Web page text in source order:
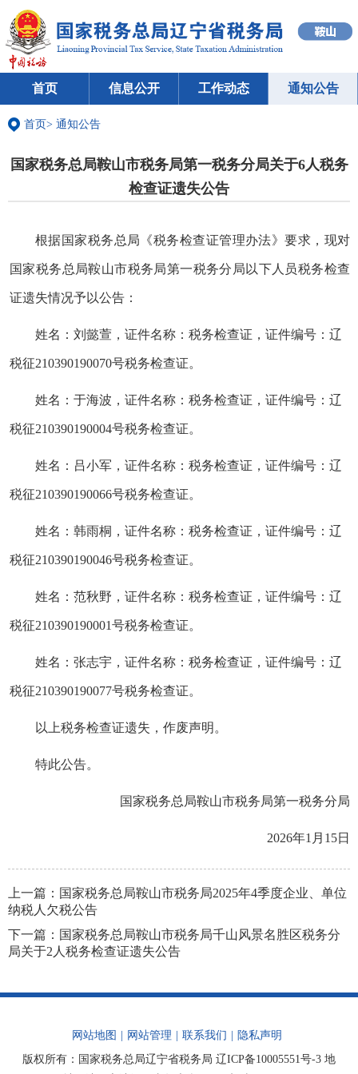
首页 信息公开 工作动态 通知公告
首页> 通知公告
国家税务总局鞍山市税务局第一税务分局关于6人税务
检查证遗失公告
根据国家税务总局《税务检查证管理办法》要求，现对
国家税务总局鞍山市税务局第一税务分局以下人员税务检查
证遗失情况予以公告：
姓名：刘懿萱，证件名称：税务检查证，证件编号：辽
税征210390190070号税务检查证。
姓名：于海波，证件名称：税务检查证，证件编号：辽
税征210390190004号税务检查证。
姓名：吕小军，证件名称：税务检查证，证件编号：辽
税征210390190066号税务检查证。
姓名：韩雨桐，证件名称：税务检查证，证件编号：辽
税征210390190046号税务检查证。
姓名：范秋野，证件名称：税务检查证，证件编号：辽
税征210390190001号税务检查证。
姓名：张志宇，证件名称：税务检查证，证件编号：辽
税征210390190077号税务检查证。
以上税务检查证遗失，作废声明。
特此公告。
国家税务总局鞍山市税务局第一税务分局
2026年1月15日
上一篇： 国家税务总局鞍山市税务局2025年4季度企业、单位
纳税人欠税公告
下一篇： 国家税务总局鞍山市税务局千山风景名胜区税务分
局关于2人税务检查证遗失公告
网站地图 网站管理 联系我们
隐私声明
版权所有：国家税务总局辽宁省税务局 辽ICP备10005551号-3 地